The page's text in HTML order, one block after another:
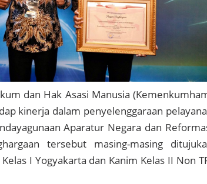
dan Hak Asasi Manusia
kinerja dalam penyelenggaraan
Aparatur Negara dan
tersebut masing-masing
I Yogyakarta dan Kanim Kelas II Non